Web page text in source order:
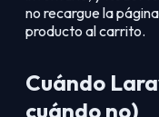
no recargue la
producto al carrito.
Cuándo
cuándo no)